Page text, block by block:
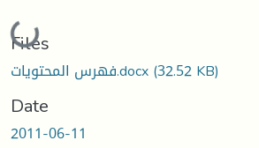
Loading...
Files
فهرس المحتويات.docx(32.52 KB)
Date
2011-06-11